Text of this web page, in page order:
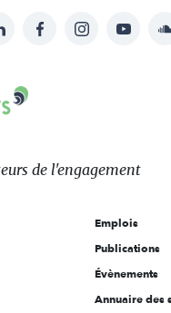
FacebookInstagram
de l'engagement
Emplois
Publications
Évènements
Annuaire des